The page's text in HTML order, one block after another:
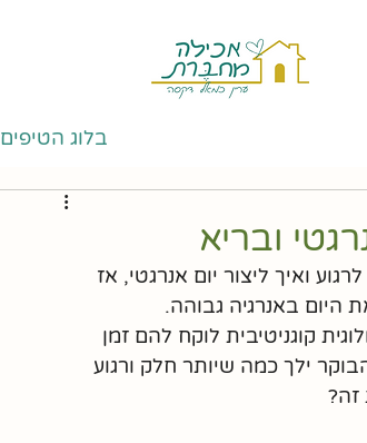
בלוג הטיפים
ובריא
ואיך ליצור יום אנרגטי, אז
קוגניטיבית לוקח להם זמן
ילך כמה שיותר חלק ורגוע
זה?